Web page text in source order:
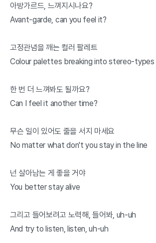
아방가르드, 느껴지시나요?
Avant-garde, can you feel it?
고정관념을 깨는 컬러 팔레트
Colour palettes breaking into stereo-types
한 번 더 느껴봐도 될까요?
Can I feel it another time?
무슨 일이 있어도 줄을 서지 마세요
No matter what don't you stay in the line
넌 살아남는 게 좋을 거야
You better stay alive
그리고 들어보려고 노력해, 들어봐, uh-uh
And try to listen, listen, uh-uh